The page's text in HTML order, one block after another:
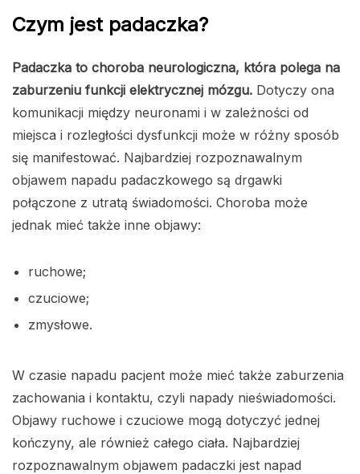
Czym jest padaczka?
Padaczka to choroba neurologiczna, która polega na
zaburzeniu funkcji elektrycznej mózgu. Dotyczy ona
komunikacji między neuronami i w zależności od
miejsca i rozległości dysfunkcji może w różny sposób
się manifestować. Najbardziej rozpoznawalnym
objawem napadu padaczkowego są drgawki
połączone z utratą świadomości. Choroba może
jednak mieć także inne objawy:
ruchowe;
czuciowe;
zmysłowe.
W czasie napadu pacjent może mieć także zaburzenia
zachowania i kontaktu, czyli napady nieświadomości.
Objawy ruchowe i czuciowe mogą dotyczyć jednej
kończyny, ale również całego ciała. Najbardziej
rozpoznawalnym objawem padaczki jest napad